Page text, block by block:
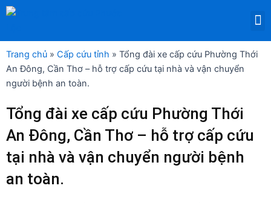
Nhảy
dung
Trang chủ » Cấp cứu tỉnh » Tổng đài xe cấp cứu Phường Thới
An Đông, Cần Thơ – hỗ trợ cấp cứu tại nhà và vận chuyển
người bệnh an toàn.
Tổng đài xe cấp cứu Phường Thới
An Đông, Cần Thơ – hỗ trợ cấp cứu
tại nhà và vận chuyển người bệnh
an toàn.